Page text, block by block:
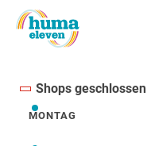
Shops geschlossen
Montag
MONTAG